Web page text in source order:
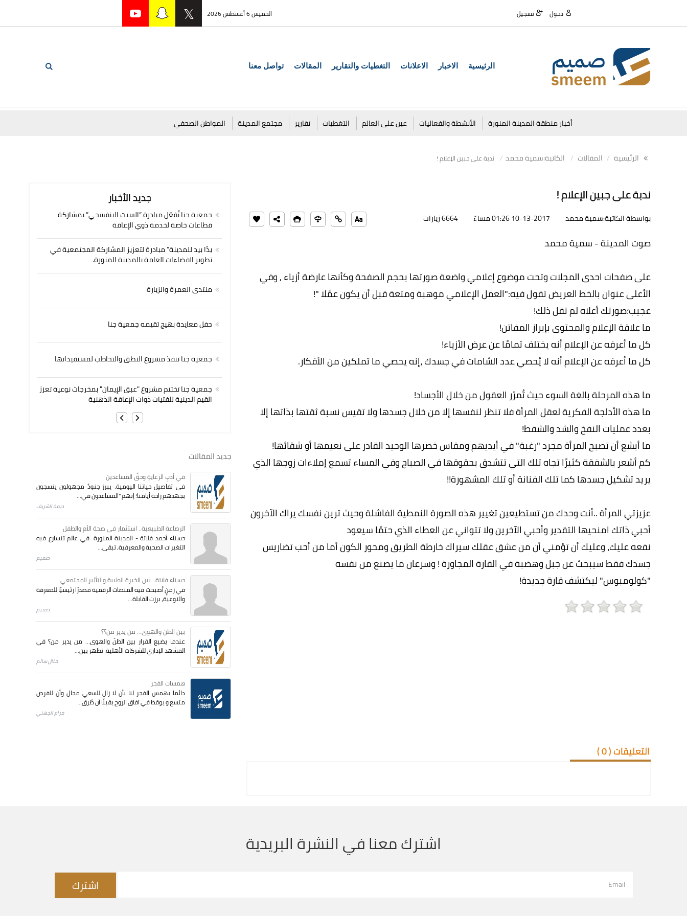
الخميس 6 أغسطس 2026 دخول تسجيل
الرئيسية الاخبار الاعلانات التغطيات والتقارير المقالات تواصل معنا
أخبار منطقة المدينة المنورة الأنشطة والفعاليات عين على العالم التغطيات تقارير مجتمع المدينة المواطن الصحفي
الرئيسية المقالات الكاتبة:سمية محمد ندبة على جبين الإعلام !
ندبة على جبين الإعلام !
بواسطة الكاتبة:سمية محمد 10-13-2017 01:26 مساءً 6664 زيارات
صوت المدينة - سمية محمد
على صفحات احدى المجلات وتحت موضوع إعلامي واضعة صورتها بحجم الصفحة وكأنها عارضة أزياء , وفي
الأعلى عنوان بالخط العريض تقول فيه:"العمل الإعلامي موهبة ومتعة قبل أن يكون عمًلا "!
عجيب؛صورتك أعلاه لم تقل ذلك!
ما علاقة الإعلام والمحتوى بإبراز المفاتن!
كل ما أعرفه عن الإعلام أنه يختلف تمامًا عن عرض الأزياء!
كل ما أعرفه عن الإعلام أنه لا يُحصي عدد الشامات في جسدك ،إنه يحصي ما تملكين من الأفكار.
ما هذه المرحلة بالغة السوء حيث تُمرّر العقول من خلال الأجساد!
ما هذه الأدلجة الفكرية لعقل المرأة فلا تنظر لنفسها إلا من خلال جسدها ولا تقيس نسبة ثقتها بذاتها إلا
بعدد عمليات النفخ والشد والشفط!
ما أبشع أن تصبح المرأة مجرد "رغبة" في أيديهم ومقاس خصرها الوحيد القادر على نعيمها أو شقائها!
كم أشعر بالشفقة كثيرًا تجاه تلك التي تتشدق بحقوقها في الصباح وفي المساء تسمع إملاءات زوجها الذي
يريد تشكيل جسدها كما تلك الفنانة أو تلك المشهورة!!
عزيزتي المرأة ..أنت وحدك من تستطيعين تغيير هذه الصورة النمطية الفاشلة وحيث ترين نفسك يراك الآخرون
أحبي ذاتك امنحيها التقدير وأحبي الآخرين ولا تتواني عن العطاء الذي حتمًا سيعود
نفعه عليك، وعليك أن تؤمني أن من عشق عقلك سيراك خارطة الطريق ومحور الكون أما من أحب تضاريس
جسدك فقط سيبحث عن جبل وهضبة في القارة المجاورة ! وسرعان ما يصنع من نفسه
"كولومبوس" ليكتشف قارة جديدة!
جديد الأخبار
جمعية جنا تُفعّل مبادرة “السبت البنفسجي” بمشاركة
قطاعات خاصة لخدمة ذوي الإعاقة
يدًا بيد للمدينة” مبادرة لتعزيز المشاركة المجتمعية في
تطوير الفضاءات العامة بالمدينة المنورة.
منتدى العمرة والزيارة
حفل معايدة بهيج تقيمه جمعية جنا
جمعية جنا تنفذ مشروع النطق والتخاطب لمستفيداتها
جمعية جنا تختتم مشروع "عبق الإيمان" بمخرجات نوعية تعزز
القيم الدينية للفتيات ذوات الإعاقة الذهنية
جديد المقالات
في أدبِ الرعايةِ وحقِّ المساعدين
في تفاصيل حياتنا اليومية، يبرز جنودٌ مجهولون ينسجون
بجهدهم راحة أيامنا؛ إنهم "المساعدون في...
ديمة الشريف
الرضاعة الطبيعية.. استثمار في صحة الأم والطفل
حسناء أحمد فلاتة - المدينة المنورة: في عالم تتسارع فيه
التغيرات الصحية والمعرفية، تبقى...
صميم
حسناء فلاتة.. بين الخبرة الطبية والتأثير المجتمعي
في زمنٍ أصبحت فيه المنصات الرقمية مصدرًا رئيسيًا للمعرفة
والتوعية، برزت القابلة...
صميم
بين الظن والهوى... من يدير من؟؟
عندما يضيع القرار بين الظنّ والهوى… من يدير من؟ في
المشهد الإداري للشركات الأهلية، تظهر بين...
منال سالم
همسات الفجر
دائما يهمس الفجر لنا بأن لا زال للسعي مجال وأن للفرص
متسع و يوقظ في آفاق الروح يقينًا أن طُرق...
مرام الجهني
التعليقات (0
)
اشترك معنا في النشرة البريدية
اشترك